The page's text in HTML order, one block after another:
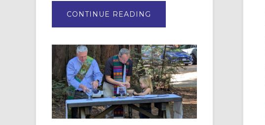
CONTINUE READING
MERCY”:
RESOURCE
FOR
CHRISTIAN
DISCIPLESHIP